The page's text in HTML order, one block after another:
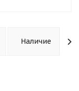
Наличие